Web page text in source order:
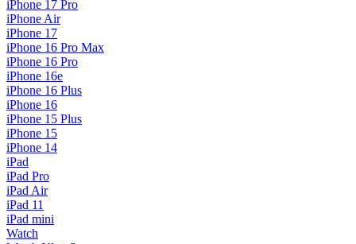
iPhone 17 Pro
iPhone Air
iPhone 17
iPhone 16 Pro Max
iPhone 16 Pro
iPhone 16e
iPhone 16 Plus
iPhone 16
iPhone 15 Plus
iPhone 15
iPhone 14
iPad
iPad Pro
iPad Air
iPad 11
iPad mini
Watch